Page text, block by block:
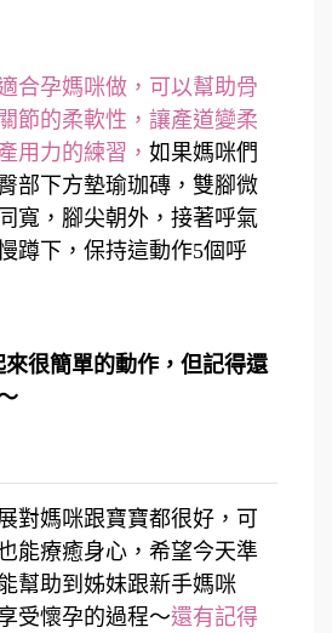
合孕媽咪做，可以幫助骨
節的柔軟性，讓產道變柔
用力的練習， 如果媽咪們
部下方墊瑜珈磚，雙腳微
寬，腳尖朝外，接著呼氣
蹲下，保持這動作5個呼
來很簡單的動作，但記得還
對媽咪跟寶寶都很好，可
能療癒身心，希望今天準
幫助到姊妹跟新手媽咪
受懷孕的過程～還有記得